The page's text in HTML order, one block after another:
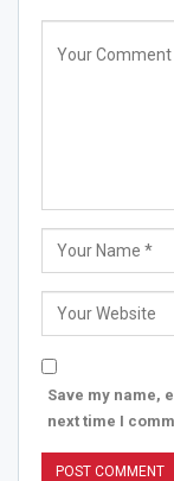
Save my name,
next time I